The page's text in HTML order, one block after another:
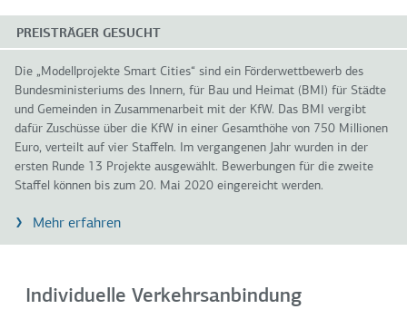
PREISTRÄGER GESUCHT
Die „Modellprojekte Smart Cities“ sind ein Förderwettbewerb des
Bundesministeriums des Innern, für Bau und Heimat (BMI) für Städte
und Gemeinden in Zusammenarbeit mit der KfW. Das BMI vergibt
dafür Zuschüsse über die KfW in einer Gesamthöhe von 750 Millionen
Euro, verteilt auf vier Staffeln. Im vergangenen Jahr wurden in der
ersten Runde 13 Projekte ausgewählt. Bewerbungen für die zweite
Staffel können bis zum 20. Mai 2020 eingereicht werden.
Mehr erfahren
Individuelle Verkehrsanbindung